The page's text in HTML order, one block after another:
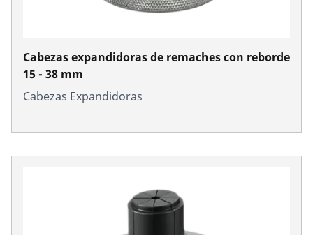
Cabezas expandidoras de remaches con reborde
15 - 38 mm
Cabezas Expandidoras